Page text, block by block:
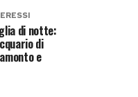
di notte:
di
e